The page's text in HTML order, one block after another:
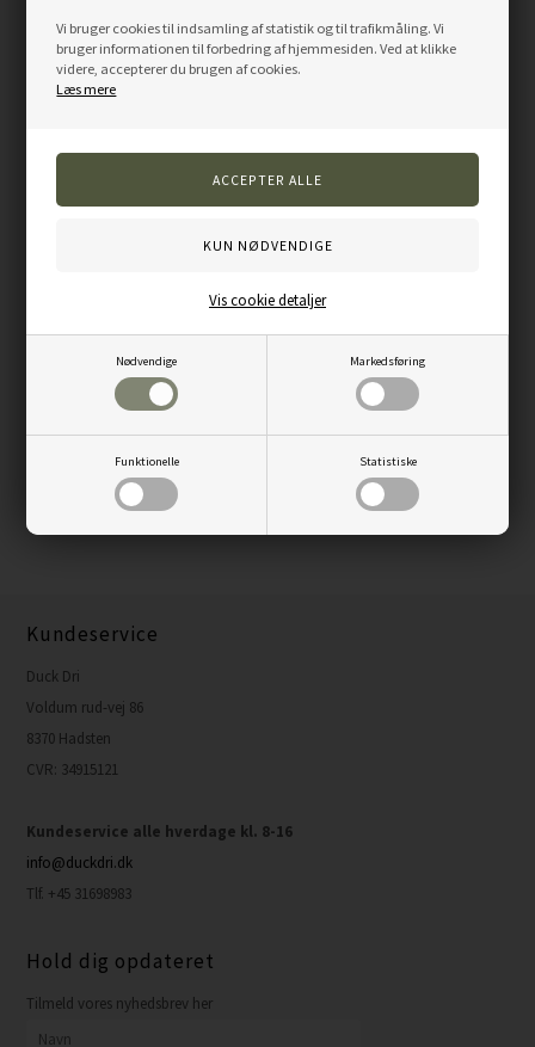
Vi bruger cookies til indsamling af statistik og til trafikmåling. Vi
bruger informationen til forbedring af hjemmesiden. Ved at klikke
videre, accepterer du brugen af cookies.
Læs mere
Nødvendige Markedsføring
Funktionelle Statistiske
Vis cookie detaljer
LÆG I KURV LÆG I KURV
Vaskepose, undgå hår i
vaskemaskinen, small, grøn 41x54
LÆG I KURV
Kundeservice
Duck Dri
Voldum rud-vej 86
8370 Hadsten
CVR: 34915121
Kundeservice alle hverdage kl. 8-16
info@duckdri.dk
Tlf. +45 31698983
Hold dig opdateret
Tilmeld vores nyhedsbrev her